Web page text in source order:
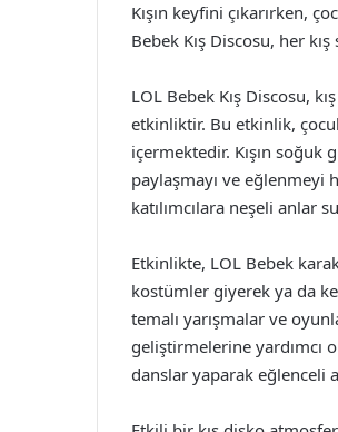
Kışın keyfini çıkarırken,
Bebek Kış Discosu, her
LOL Bebek Kış Discosu,
etkinliktir. Bu etkinlik,
içermektedir. Kışın soğuk
paylaşmayı ve eğlenmeyi
katılımcılara neşeli anlar
Etkinlikte, LOL Bebek
kostümler giyerek ya da
temalı yarışmalar ve
geliştirmelerine yardımcı
danslar yaparak eğlenceli